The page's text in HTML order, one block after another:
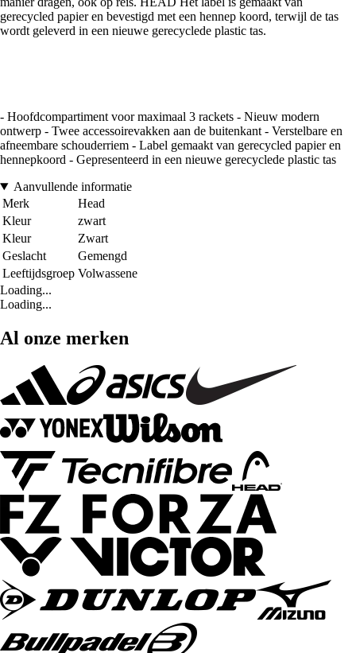
gerecycled papier en bevestigd met een hennep koord, terwijl de tas
wordt geleverd in een nieuwe gerecyclede plastic tas.
- Hoofdcompartiment voor maximaal 3 rackets - Nieuw modern
ontwerp - Twee accessoirevakken aan de buitenkant - Verstelbare en
afneembare schouderriem - Label gemaakt van gerecycled papier en
hennepkoord - Gepresenteerd in een nieuwe gerecyclede plastic tas
Aanvullende informatie
Merk
Head
Kleur
zwart
Kleur
Zwart
Geslacht
Gemengd
Leeftijdsgroep Volwassene
Loading...
Loading...
Al onze merken